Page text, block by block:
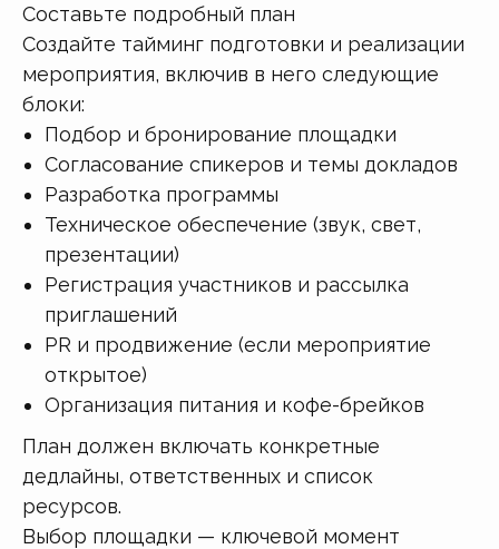
Составьте подробный план
Создайте тайминг подготовки и реализации
мероприятия, включив в него следующие
блоки:
Подбор и бронирование площадки
Согласование спикеров и темы докладов
Разработка программы
Техническое обеспечение (звук, свет,
презентации)
Регистрация участников и рассылка
приглашений
PR и продвижение (если мероприятие
открытое)
Организация питания и кофе-брейков
План должен включать конкретные
дедлайны, ответственных и список
ресурсов.
Выбор площадки — ключевой момент